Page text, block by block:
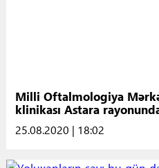
Milli Oftalmologiya
klinikası Astara
25.08.2020 | 18:02